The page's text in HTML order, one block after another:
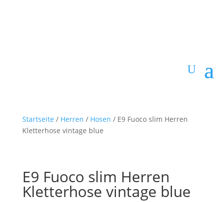
Startseite / Herren / Hosen / E9 Fuoco slim Herren
Kletterhose vintage blue
E9 Fuoco slim Herren
Kletterhose vintage blue